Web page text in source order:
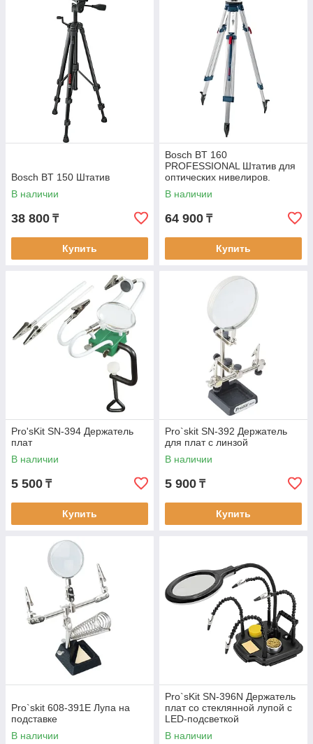
Bosch BT 150 Штатив
В наличии
38 800 ₸
Купить
Bosch BT 160
PROFESSIONAL Штатив для
оптических нивелиров.
В наличии
64 900 ₸
Купить
Pro'sKit SN-394 Держатель
плат
В наличии
5 500 ₸
Купить
Pro`skit SN-392 Держатель
для плат с линзой
В наличии
5 900 ₸
Купить
Pro`skit 608-391E Лупа на
подставке
В наличии
Pro`sKit SN-396N Держатель
плат со стеклянной лупой с
LED-подсветкой
В наличии